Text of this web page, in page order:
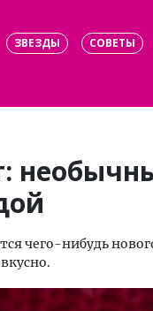
ЗВЕЗДЫ СОВЕТЫ
чего-нибудь